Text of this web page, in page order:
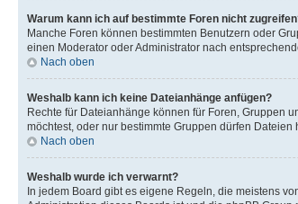
Warum kann ich auf bestimmte Foren nicht
Manche Foren können bestimmten Benutzern oder
einen Moderator oder Administrator nach
Nach oben
Weshalb kann ich keine Dateianhänge anfügen?
Rechte für Dateianhänge können für Foren, Gruppen
möchtest, oder nur bestimmte Gruppen dürfen
Nach oben
Weshalb wurde ich verwarnt?
In jedem Board gibt es eigene Regeln, die meistens